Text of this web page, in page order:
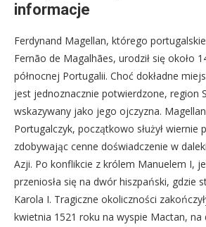
informacje
Ferdynand Magellan, którego
Fernão de Magalhães, urodził się około
północnej Portugalii. Choć dokładne
jest jednoznacznie potwierdzone, region
wskazywany jako jego ojczyzna.
Portugalczyk, początkowo służył wiernie
zdobywając cenne doświadczenie w
Azji. Po konflikcie z królem Manuelem I,
przeniosła się na dwór hiszpański, gdzie
Karola I. Tragiczne okoliczności
kwietnia 1521 roku na wyspie Mactan, na